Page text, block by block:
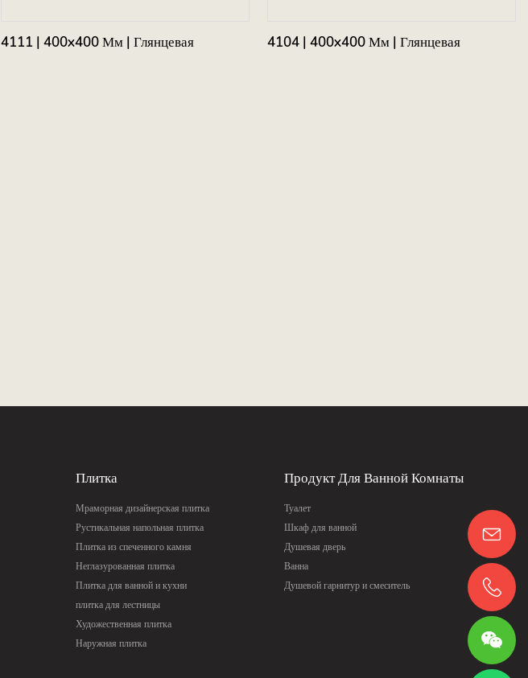
4111 | 400x400 Мм | Глянцевая 4104 | 400x400 Мм | Глянцевая
Плитка
Мраморная дизайнерская плитка
Рустикальная напольная плитка
Плитка из спеченного камня
Неглазурованная плитка
Плитка для ванной и кухни
плитка для лестницы
Художественная плитка
Наружная плитка
Продукт Для Ванной Комнаты
Туалет
Шкаф для ванной
Душевая дверь
Ванна
Душевой гарнитур и смеситель